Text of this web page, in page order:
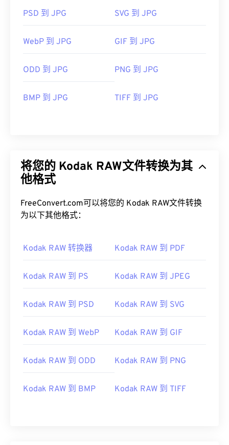
PSD 到 JPG SVG 到 JPG
WebP 到 JPG GIF 到 JPG
ODD 到 JPG PNG 到 JPG
BMP 到 JPG TIFF 到 JPG
将您的 Kodak RAW文件转换为其
他格式
FreeConvert.com可以将您的 Kodak RAW文件转换
为以下其他格式：
Kodak RAW 转换器 Kodak RAW 到 PDF
Kodak RAW 到 PS Kodak RAW 到 JPEG
Kodak RAW 到 PSD Kodak RAW 到 SVG
Kodak RAW 到 WebP Kodak RAW 到 GIF
Kodak RAW 到 ODD Kodak RAW 到 PNG
Kodak RAW 到 BMP Kodak RAW 到 TIFF